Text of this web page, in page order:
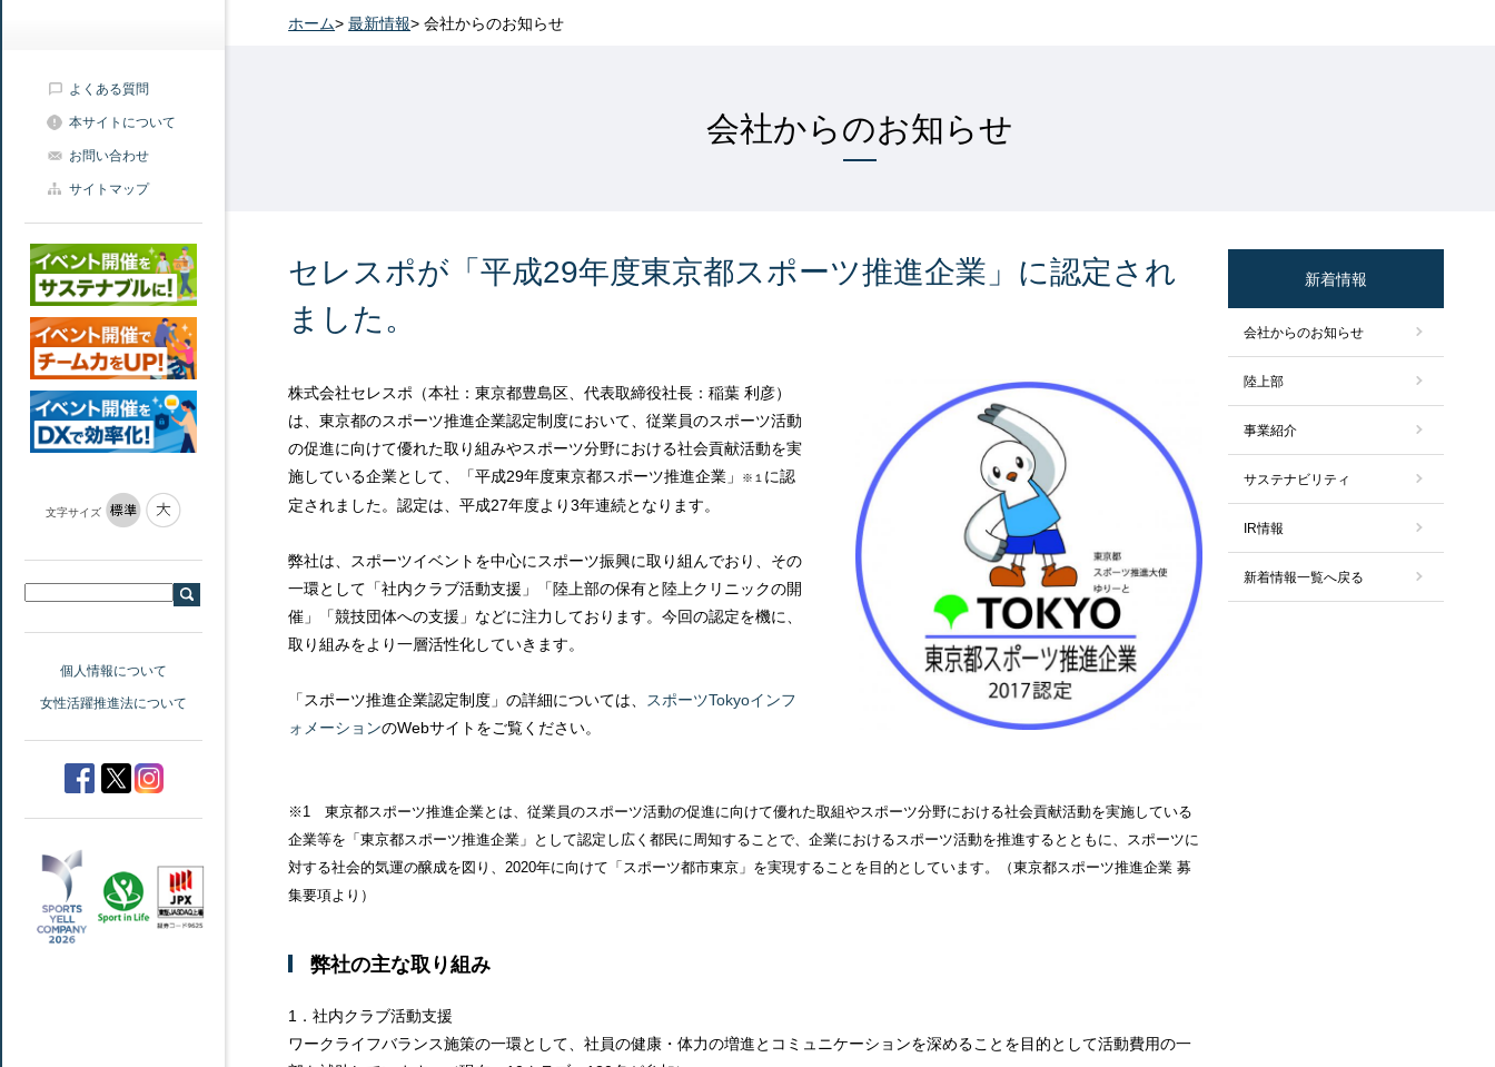
よくある質問
本サイトについて
お問い合わせ
サイトマップ
文字サイズ
個人情報について
女性活躍推進法について
ホーム> 最新情報> 会社からのお知らせ
会社からのお知らせ
セレスポが「平成29年度東京都スポーツ推進企業」に認定され
ました。
株式会社セレスポ（本社：東京都豊島区、代表取締役社長：稲葉 利彦）
は、東京都のスポーツ推進企業認定制度において、従業員のスポーツ活動
の促進に向けて優れた取り組みやスポーツ分野における社会貢献活動を実
施している企業として、「平成29年度東京都スポーツ推進企業」
※１ に認
定されました。認定は、平成27年度より3年連続となります。
弊社は、スポーツイベントを中心にスポーツ振興に取り組んでおり、その
一環として「社内クラブ活動支援」「陸上部の保有と陸上クリニックの開
催」「競技団体への支援」などに注力しております。今回の認定を機に、
取り組みをより一層活性化していきます。
「スポーツ推進企業認定制度」の詳細については、 スポーツTokyoインフ
ォメーションのWebサイトをご覧ください。
※1 東京都スポーツ推進企業とは、従業員のスポーツ活動の促進に向けて優れた取組やスポーツ分野における社会貢献活動を実施している
企業等を「東京都スポーツ推進企業」として認定し広く都民に周知することで、企業におけるスポーツ活動を推進するとともに、スポーツに
対する社会的気運の醸成を図り、2020年に向けて「スポーツ都市東京」を実現することを目的としています。（東京都スポーツ推進企業 募
集要項より）
弊社の主な取り組み
1．社内クラブ活動支援
ワークライフバランス施策の一環として、社員の健康・体力の増進とコミュニケーションを深めることを目的として活動費用の一
新着情報
会社からのお知らせ
陸上部
事業紹介
サステナビリティ
IR情報
新着情報一覧へ戻る